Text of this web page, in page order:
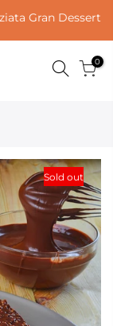
Gran Dessert
0
Sold out